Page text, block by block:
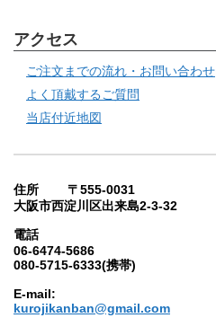
アクセス
ご注文までの流れ・お問い合わせ
よく頂戴するご質問
当店付近地図
住所 〒555-0031
大阪市西淀川区出来島2-3-32
電話
06-6474-5686
080-5715-6333(携帯)
E-mail:
kurojikanban@gmail.com